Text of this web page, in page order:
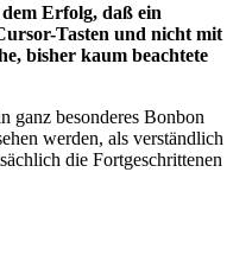
Erfolg, daß ein
Tasten und nicht mit
bisher kaum beachtete
ganz besonderes Bonbon
werden, als verständlich
die Fortgeschrittenen